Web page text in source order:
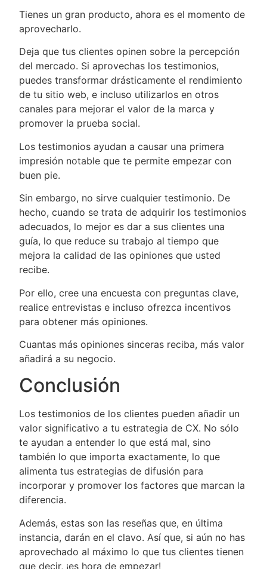
Tienes un gran producto, ahora es el momento de
aprovecharlo.
Deja que tus clientes opinen sobre la percepción
del mercado. Si aprovechas los testimonios,
puedes transformar drásticamente el rendimiento
de tu sitio web, e incluso utilizarlos en otros
canales para mejorar el valor de la marca y
promover la prueba social.
Los testimonios ayudan a causar una primera
impresión notable que te permite empezar con
buen pie.
Sin embargo, no sirve cualquier testimonio. De
hecho, cuando se trata de adquirir los testimonios
adecuados, lo mejor es dar a sus clientes una
guía, lo que reduce su trabajo al tiempo que
mejora la calidad de las opiniones que usted
recibe.
Por ello, cree una encuesta con preguntas clave,
realice entrevistas e incluso ofrezca incentivos
para obtener más opiniones.
Cuantas más opiniones sinceras reciba, más valor
añadirá a su negocio.
Conclusión
Los testimonios de los clientes pueden añadir un
valor significativo a tu estrategia de CX. No sólo
te ayudan a entender lo que está mal, sino
también lo que importa exactamente, lo que
alimenta tus estrategias de difusión para
incorporar y promover los factores que marcan la
diferencia.
Además, estas son las reseñas que, en última
instancia, darán en el clavo. Así que, si aún no has
aprovechado al máximo lo que tus clientes tienen
que decir, ¡es hora de empezar!